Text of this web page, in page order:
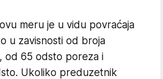
meru je u vidu povraćaja
u zavisnosti od broja
od 65 odsto poreza i
Ukoliko preduzetnik